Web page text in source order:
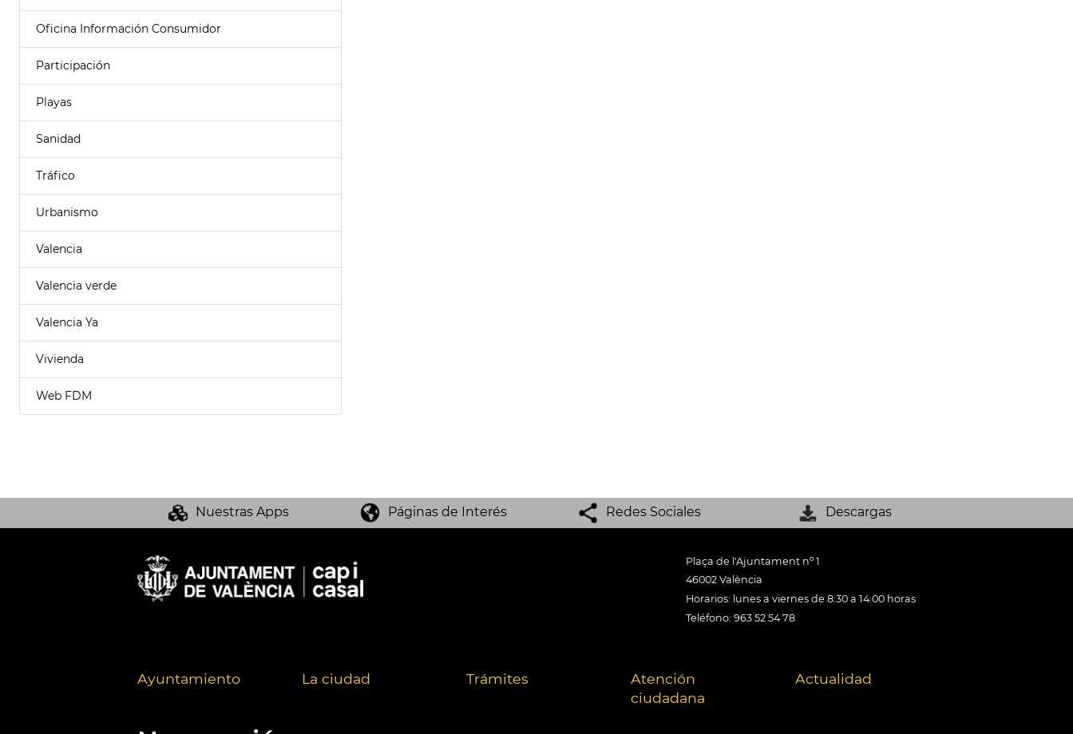
Oficina Información Consumidor
Participación
Playas
Sanidad
Tráfico
Urbanismo
Valencia
Valencia verde
Valencia Ya
Vivienda
Web FDM
Nuestras Apps Páginas de Interés Redes Sociales Descargas
Plaça de l'Ajuntament nº 1
46002 València
Horarios: lunes a viernes de 8:30 a 14:00 horas
Teléfono: 963 52 54 78
Ayuntamiento La ciudad Trámites
Atención
ciudadana
Actualidad